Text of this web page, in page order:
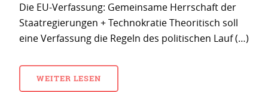
Die EU-Verfassung: Gemeinsame Herrschaft der
Staatregierungen + Technokratie Theoritisch soll
eine Verfassung die Regeln des politischen Lauf (…)
WEITER LESEN